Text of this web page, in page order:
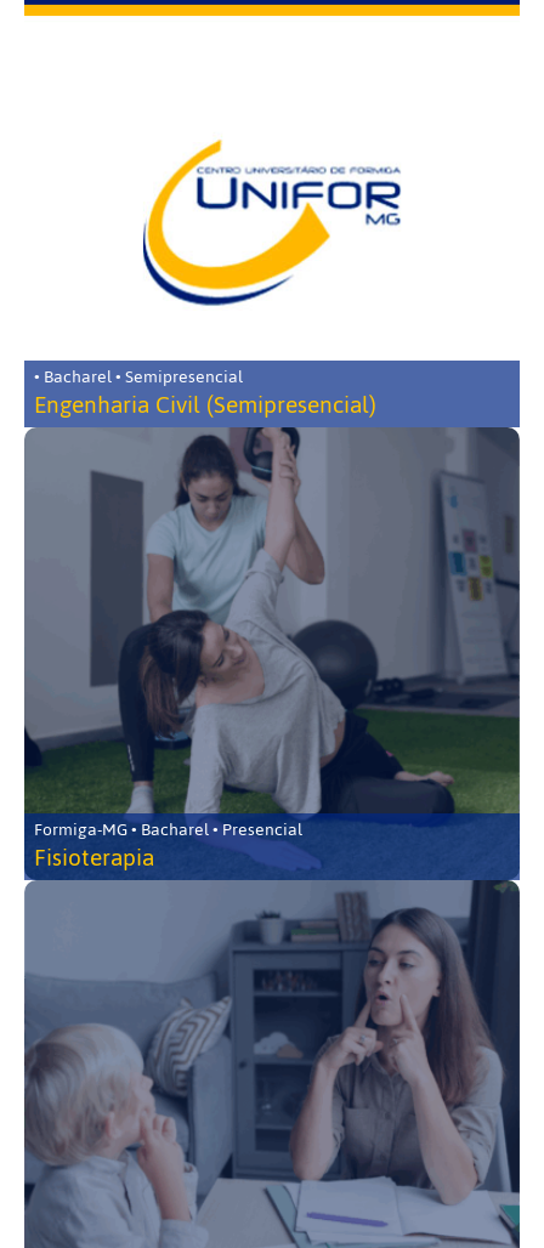
• Bacharel • Semipresencial
Engenharia Civil (Semipresencial)
Formiga-MG • Bacharel • Presencial
Fisioterapia